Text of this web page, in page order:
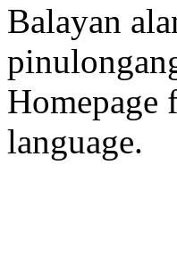
Balayan
Homepage
language.